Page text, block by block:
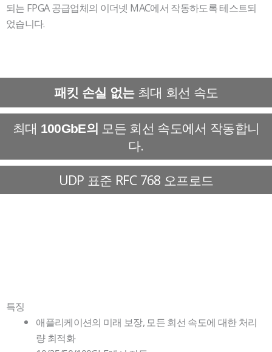
되는 FPGA 공급업체의 이더넷 MAC에서 작동하도록 테스트되
었습니다.
패킷 손실 없는최대 회선 속도
최대 100GbE의 모든 회선 속도에서 작동합니
다.
UDP 표준 RFC 768 오프로드
특징
애플리케이션의 미래 보장, 모든 회선 속도에 대한 처리
량 최적화